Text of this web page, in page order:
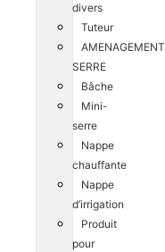
divers
Tuteur
AMENAGEMENT
SERRE
Bâche
Mini-
serre
Nappe
chauffante
Nappe
d’irrigation
Produit
pour